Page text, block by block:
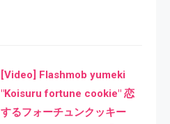
[Video] Flashmob yumeki
"Koisuru fortune cookie" 恋
するフォーチュンクッキー